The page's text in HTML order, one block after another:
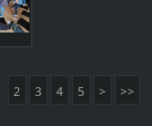
2 3 4 5 > >>